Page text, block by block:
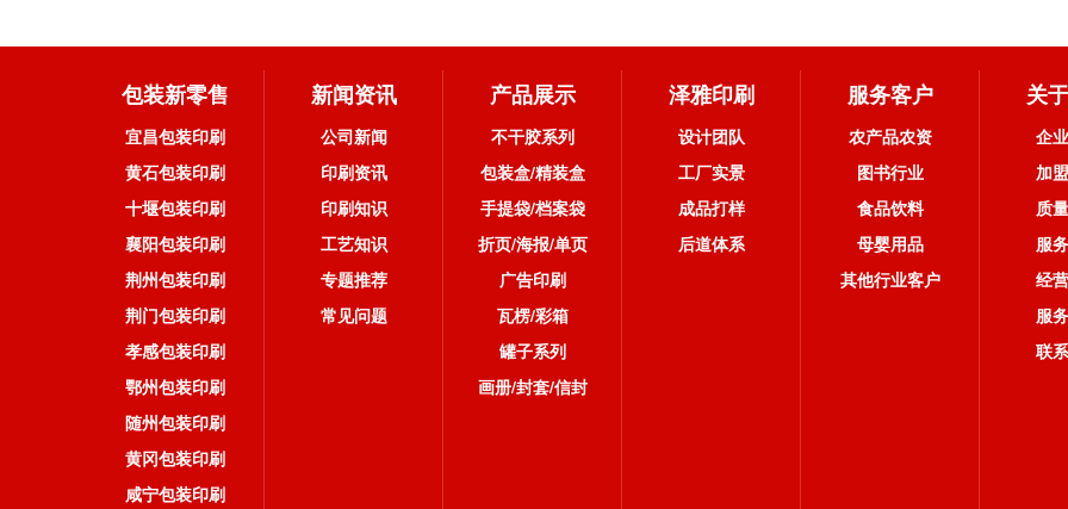
包装新零售
宜昌包装印刷
黄石包装印刷
十堰包装印刷
襄阳包装印刷
荆州包装印刷
荆门包装印刷
孝感包装印刷
鄂州包装印刷
随州包装印刷
黄冈包装印刷
咸宁包装印刷
新闻资讯
公司新闻
印刷资讯
印刷知识
工艺知识
专题推荐
常见问题
产品展示
不干胶系列
包装盒/精装盒
手提袋/档案袋
折页/海报/单页
广告印刷
瓦楞/彩箱
罐子系列
画册/封套/信封
泽雅印刷
设计团队
工厂实景
成品打样
后道体系
服务客户
农产品农资
图书行业
食品饮料
母婴用品
其他行业客户
关
企
加
质
服
经
服
联